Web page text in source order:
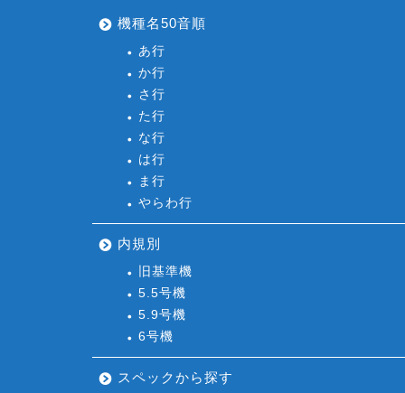
機種名50音順
あ行
か行
さ行
た行
な行
は行
ま行
やらわ行
内規別
旧基準機
5.5号機
5.9号機
6号機
スペックから探す